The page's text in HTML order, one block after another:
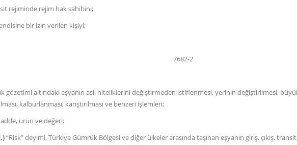
rejiminde rejim hak sahibini;
bir izin verilen kişiyi;
7682-2
altındaki eşyanın asli niteliklerini değiştirmeden istiflenmesi, yerinin değiştirilmesi, büyük
kalburlanması, karıştırılması ve benzeri işlemleri;
ürün ve değeri;
“Risk” deyimi, Türkiye Gümrük Bölgesi ve diğer ülkeler arasında taşınan eşyanın giriş, çıkış,